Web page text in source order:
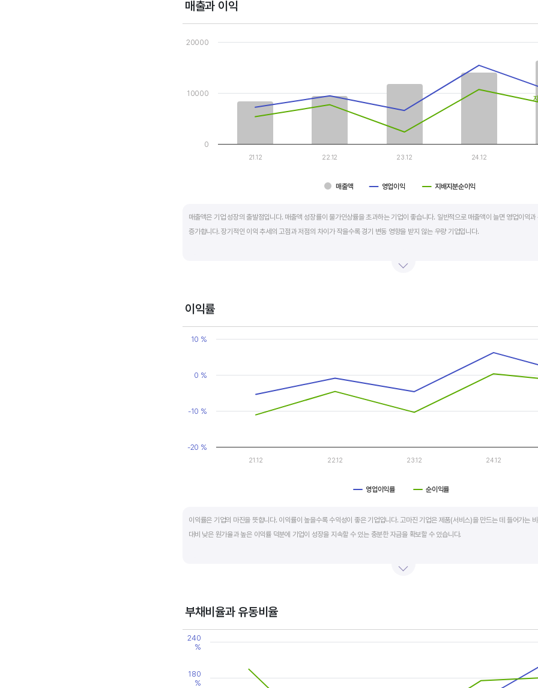
매출과 이익
Chart
View as data table, Chart
매출액 영업이익 지배지분순이익
21.12 22.12 23.12 24.12
0
10000
20000
매출액은 기업 성장의 출발점입니다. 매출액 성장률이 물가인상률을 초과하는 기업이 좋습니다. 일반적으로 매출액이 늘면 영업이익
증가합니다. 장기적인 이익 추세의 고점과 저점의 차이가 작을수록 경기 변동 영향을 받지 않는 우량 기업입니다.
매출액, 영업이익, 순이익 모두 우상향 하는 기업은 주가도 꾸준히 상승합니다. 주가 상승의 출발점이 꾸준한 매출액 증가에서 시작한다
이익률
Chart
Line chart with 2 lines.
The chart has 1 Y axis displaying values. Data ranges from -11.1 to 6.19.
영업이익률 순이익률
21.12 22.12 23.12 24.12
-20 %
-10 %
0 %
10 %
이익률은 기업의 마진을 뜻합니다. 이익률이 높을수록 수익성이 좋은 기업입니다. 고마진 기업은 제품(서비스)을 만드는 데 들어가는
대비 낮은 원가율과 높은 이익률 덕분에 기업이 성장을 지속할 수 있는 충분한 자금을 확보할 수 있습니다.
부채비율과 유동비율
Chart
Line chart with 2 lines.
View as data table, Chart
The chart has 2 Y axes displaying values, and values.
180
%
240
%